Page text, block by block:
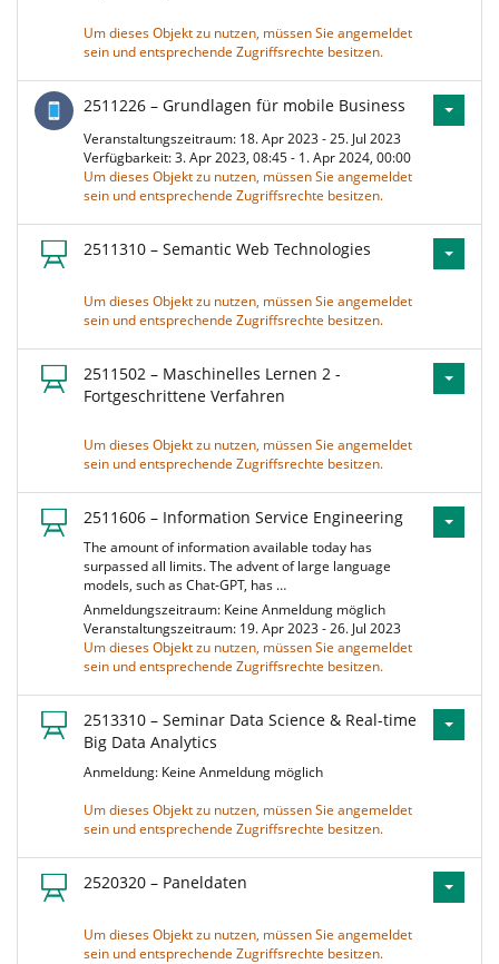
Um dieses Objekt zu nutzen, müssen Sie angemeldet
sein und entsprechende Zugriffsrechte besitzen.
2511226 – Grundlagen für mobile Business
Veranstaltungszeitraum: 18. Apr 2023 - 25. Jul 2023
Verfügbarkeit: 3. Apr 2023, 08:45 - 1. Apr 2024, 00:00
Um dieses Objekt zu nutzen, müssen Sie angemeldet
sein und entsprechende Zugriffsrechte besitzen.
2511310 – Semantic Web Technologies
Um dieses Objekt zu nutzen, müssen Sie angemeldet
sein und entsprechende Zugriffsrechte besitzen.
2511502 – Maschinelles Lernen 2 -
Fortgeschrittene Verfahren
Um dieses Objekt zu nutzen, müssen Sie angemeldet
sein und entsprechende Zugriffsrechte besitzen.
2511606 – Information Service Engineering
The amount of information available today has
surpassed all limits. The advent of large language
models, such as Chat-GPT, has …
Anmeldungszeitraum: Keine Anmeldung möglich
Veranstaltungszeitraum: 19. Apr 2023 - 26. Jul 2023
Um dieses Objekt zu nutzen, müssen Sie angemeldet
sein und entsprechende Zugriffsrechte besitzen.
2513310 – Seminar Data Science & Real-time
Big Data Analytics
Anmeldung: Keine Anmeldung möglich
Um dieses Objekt zu nutzen, müssen Sie angemeldet
sein und entsprechende Zugriffsrechte besitzen.
2520320 – Paneldaten
Um dieses Objekt zu nutzen, müssen Sie angemeldet
sein und entsprechende Zugriffsrechte besitzen.